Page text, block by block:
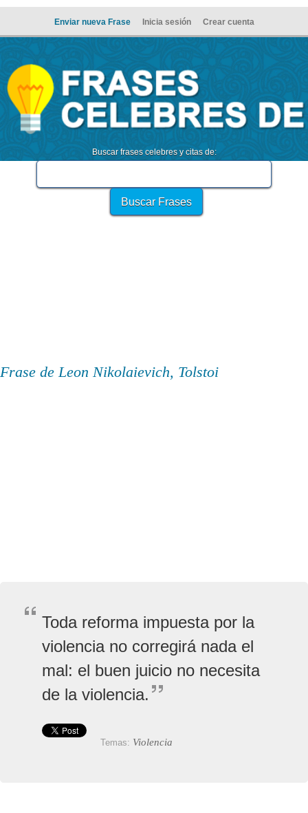
Enviar nueva Frase Inicia sesión Crear cuenta
Buscar frases celebres y citas de:
Frase de Leon Nikolaievich, Tolstoi
Toda reforma impuesta por la
violencia no corregirá nada el
mal: el buen juicio no necesita
de la violencia.
Temas: Violencia